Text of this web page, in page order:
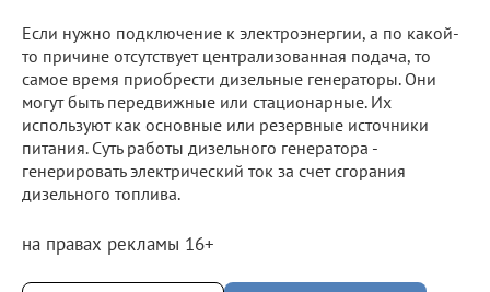
Если нужно подключение к электроэнергии, а по какой-
то причине отсутствует централизованная подача, то
самое время приобрести дизельные генераторы. Они
могут быть передвижные или стационарные. Их
используют как основные или резервные источники
питания. Суть работы дизельного генератора -
генерировать электрический ток за счет сгорания
дизельного топлива.
на правах рекламы 16+